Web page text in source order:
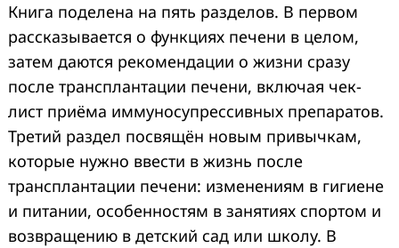
Книга поделена на пять разделов. В первом
рассказывается о функциях печени в целом,
затем даются рекомендации о жизни сразу
после трансплантации печени, включая чек-
лист приёма иммуносупрессивных препаратов.
Третий раздел посвящён новым привычкам,
которые нужно ввести в жизнь после
трансплантации печени: изменениям в гигиене
и питании, особенностям в занятиях спортом и
возвращению в детский сад или школу. В